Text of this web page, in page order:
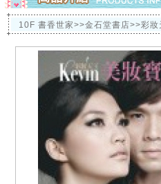
10F 書香世家>>金石堂書店>>彩